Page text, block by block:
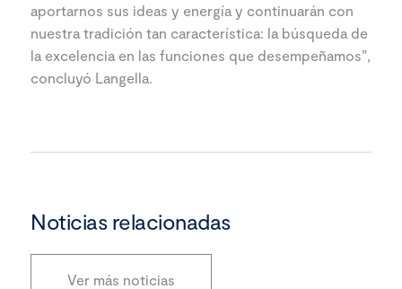
aportarnos sus ideas y energía y continuarán con
nuestra tradición tan característica: la búsqueda de
la excelencia en las funciones que desempeñamos”,
concluyó Langella.
Noticias relacionadas
Ver más noticias